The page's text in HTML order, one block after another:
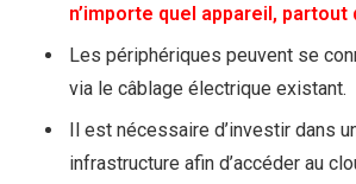
n’importe quel appareil, partout
Les périphériques peuvent se
via le câblage électrique existant.
Il est nécessaire d’investir dans
infrastructure afin d’accéder au